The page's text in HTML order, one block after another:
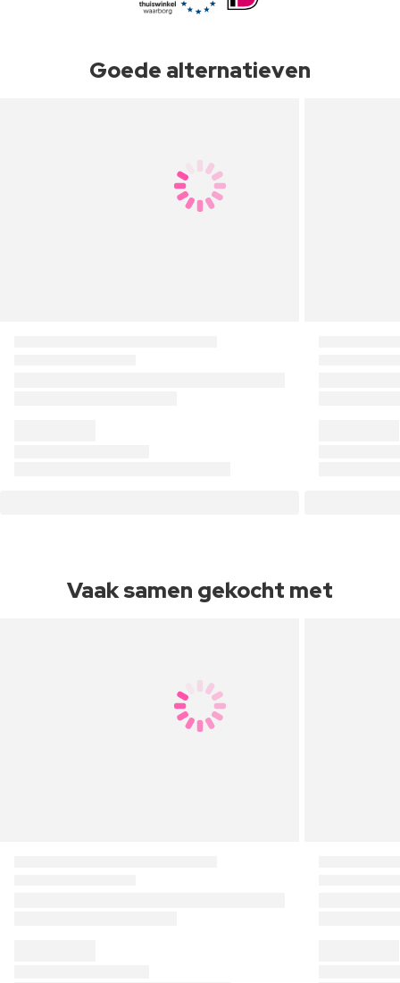
Goede alternatieven
Vaak samen gekocht met